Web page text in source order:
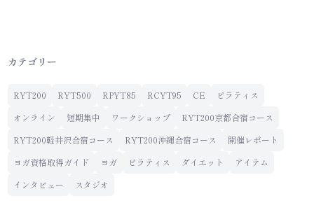
カテゴリー
RYT200 RYT500 RPYT85 RCYT95 CE
ピラティス
オンライン
短期集中 ワークショップ
RYT200京都合宿コース
RYT200軽井沢合宿コース
RYT200沖縄合宿コース
開催レポート
ヨガ資格取得ガイド
ヨガ ピラティス ダイエット
アイテム
インタビュー
スタジオ